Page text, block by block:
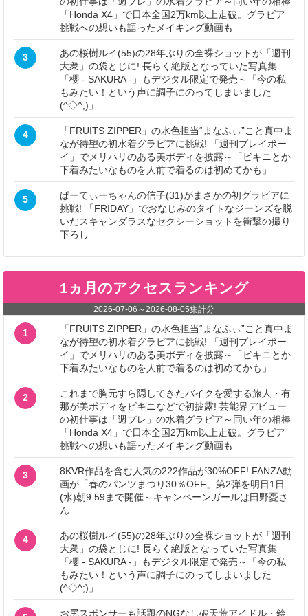
「Honda X4」で日本全国2万km以上走破。グラビア
挑戦への想いも語ったメイキング動画も
3
あの桜樹ルイ(55)の28年ぶりの全裸ショットが「週刊
大衆」の袋とじに! 長らく絶版となっていた写真集
「櫻 - SAKURA -」もデジタル限定で発売～「今の私
もみたい！という声に調子にのってしまいました
(^◇^;)」
4
「FRUITS ZIPPER」の水色担当“まなふぃ”こと真中ま
なが待望の初水着グラビアに挑戦! 「週刊プレイボー
イ」でメリハリのある美ボディを披露～「ビキニとか
下着みたいなものを人前で着るのは初めてかも」
5
ぱーてぃーちゃんの信子(31)がまさかの初グラビアに
挑戦! 「FRIDAY」でおなじみのタイトなジーンズを脱
いだスキャンダラスなセクシーショットを衝撃の撮り
下ろし
1ヵ月のアクセスランキング
2026-07-06 ～ 2026-08-05集計分
1
「FRUITS ZIPPER」の水色担当“まなふぃ”こと真中ま
なが待望の初水着グラビアに挑戦! 「週刊プレイボー
イ」でメリハリのある美ボディを披露～「ビキニとか
下着みたいなものを人前で着るのは初めてかも」
2
これまで胸元すら隠してきたバイクを愛する旅人・有
那が美ボディをビキニなどで初披露! 芸能界デビュー
の初仕事は「週プレ」の水着グラビア～同い年の相棒
「Honda X4」で日本全国2万km以上走破。グラビア
挑戦への想いも語ったメイキング動画も
3
8KVR作品を含む人気の222作品が30%OFF! FANZA動
画が「春のパンツまつり30％OFF」第2弾を明日1日
(水)朝9:59まで開催～キャンペーンガールは田野憂さ
ん
4
あの桜樹ルイ(55)の28年ぶりの全裸ショットが「週刊
大衆」の袋とじに! 長らく絶版となっていた写真集
「櫻 - SAKURA -」もデジタル限定で発売～「今の私
もみたい！という声に調子にのってしまいました
(^◇^;)」
お尻スポンサーも話題のNGなし破天荒アイドル・鈴